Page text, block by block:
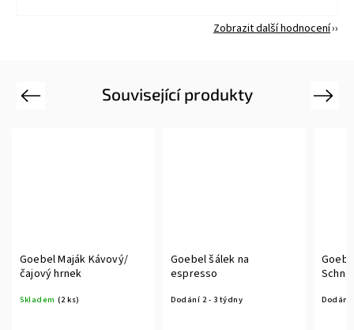
Zobrazit další hodnocení
Související produkty
Previous
Goebel Maják Kávový/
čajový hrnek
Skladem (2 ks)
Goebel šálek na
espresso
Dodání 2 - 3 týdny Dodání
Next